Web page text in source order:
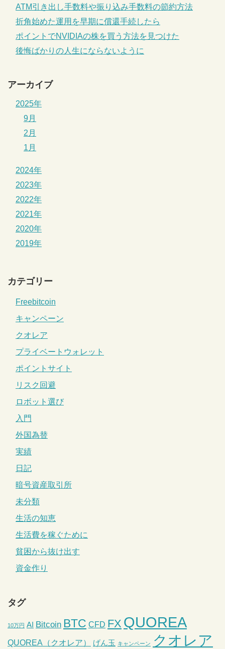
ATM引き出し手数料や振り込み手数料の節約方法
折角始めた運用を早期に償還手続したら
ポイントでNVIDIAの株を買う方法を見つけた
後悔ばかりの人生にならないように
アーカイブ
2025年
9月
2月
1月
2024年
2023年
2022年
2021年
2020年
2019年
カテゴリー
Freebitcoin
キャンペーン
クオレア
プライベートウォレット
ポイントサイト
リスク回避
ロボット選び
入門
外国為替
実績
日記
暗号資産取引所
未分類
生活の知恵
生活費を稼ぐために
貧困から抜け出す
資金作り
タグ
10万円 AI Bitcoin BTC CFD FX QUOREA
QUOREA（クオレア） げん玉 キャンペーン クオレア